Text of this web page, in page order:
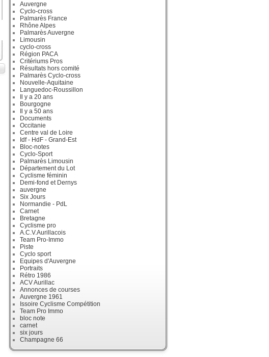
Auvergne
Cyclo-cross
Palmarès France
Rhône Alpes
Palmarès Auvergne
Limousin
cyclo-cross
Région PACA
Critériums Pros
Résultats hors comité
Palmarès Cyclo-cross
Nouvelle-Aquitaine
Languedoc-Roussillon
Il y a 20 ans
Bourgogne
Il y a 50 ans
Documents
Occitanie
Centre val de Loire
Idf - HdF - Grand-Est
Bloc-notes
Cyclo-Sport
Palmarès Limousin
Département du Lot
Cyclisme féminin
Demi-fond et Dernys
auvergne
Six Jours
Normandie - PdL
Carnet
Bretagne
Cyclisme pro
A.C.V.Aurillacois
Team Pro-Immo
Piste
Cyclo sport
Equipes d'Auvergne
Portraits
Rétro 1986
ACV Aurillac
Annonces de courses
Auvergne 1961
Issoire Cyclisme Compétition
Team Pro Immo
bloc note
carnet
six jours
Champagne 66